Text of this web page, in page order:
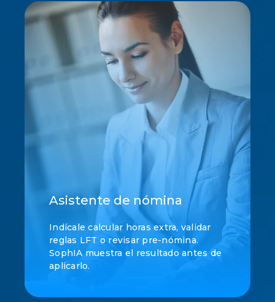
Asistente de nómina
Indícale calcular horas extra, validar
reglas LFT o revisar pre-nómina.
SophIA muestra el resultado antes de
aplicarlo.